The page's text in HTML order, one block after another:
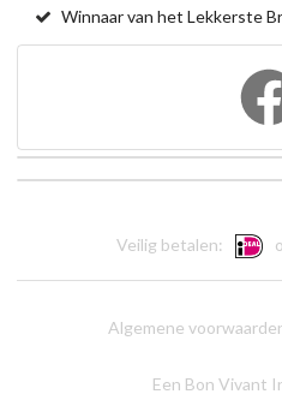
Winnaar van het Lekkerste
Veilig betalen:
Algemene
Een Bon Vivant